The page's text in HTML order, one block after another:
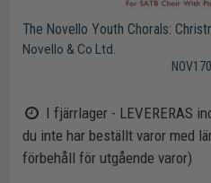
The Novello Youth Chorals:
Novello & Co Ltd.
I fjärrlager - LEVERERAS
du inte har beställt varor med
förbehåll för utgående varor)